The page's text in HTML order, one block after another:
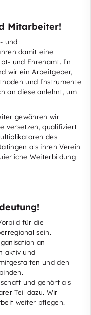
Mitarbeiter!
und
damit eine
und Ehrenamt. In
wir ein Arbeitgeber,
und Instrumente
an diese anlehnt, um
gewähren wir
versetzen, qualifiziert
des
als ihren Verein
Weiterbildung
für die
sein.
an
aktiv und
und den
und gehört als
Teil dazu. Wir
weiter pflegen.